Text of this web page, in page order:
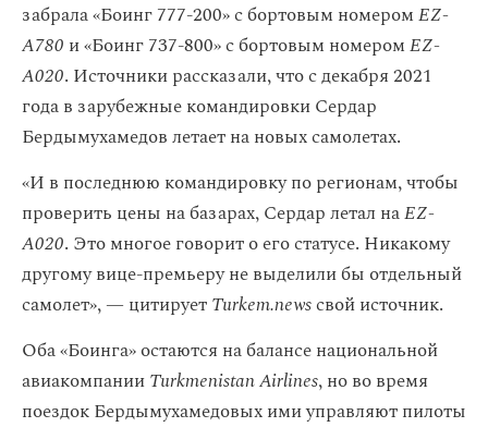
забрала «Боинг 777-200» с бортовым номеромEZ-
A780 и «Боинг 737-800» с бортовым номеромEZ-
A020. Источники рассказали, что с декабря 2021
года в зарубежные командировки Сердар
Бердымухамедов летает на новых самолетах.
«И в последнюю командировку по регионам, чтобы
проверить цены на базарах, Сердар летал наEZ-
A020. Это многое говорит о его статусе. Никакому
другому вице-премьеру не выделили бы отдельный
самолет», — цитируетTurkem.newsсвой источник.
Оба «Боинга» остаются на балансе национальной
авиакомпанииTurkmenistan Airlines, но во время
поездок Бердымухамедовых ими управляют пилоты